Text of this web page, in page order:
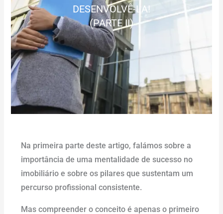
DESENVOLVÊ-LA!
(PARTE II)
Na primeira parte deste artigo, falámos sobre a
importância de uma mentalidade de sucesso no
imobiliário e sobre os pilares que sustentam um
percurso profissional consistente.
Mas compreender o conceito é apenas o primeiro